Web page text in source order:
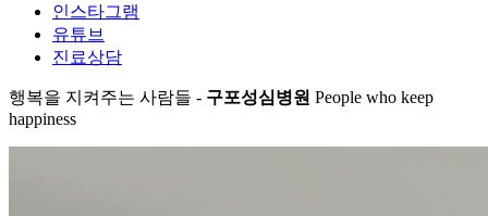
인스타그램
유튜브
진료상담
행복을 지켜주는 사람들 - 구포성심병원 People who keep
happiness